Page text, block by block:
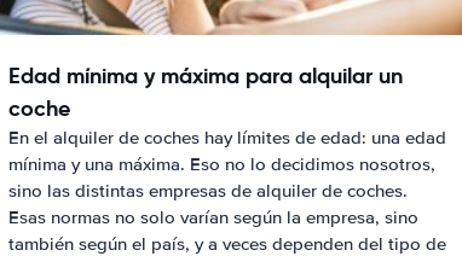
Edad mínima y máxima para alquilar un
coche
En el alquiler de coches hay límites de edad: una edad
mínima y una máxima. Eso no lo decidimos nosotros,
sino las distintas empresas de alquiler de coches.
Esas normas no solo varían según la empresa, sino
también según el país, y a veces dependen del tipo de